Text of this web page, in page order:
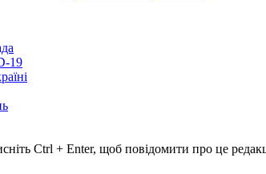
19
Ctrl + Enter, щоб повідомити про це